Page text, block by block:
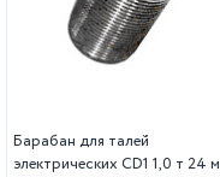
Барабан для талей
электрических CD1 1,0 т 24 м